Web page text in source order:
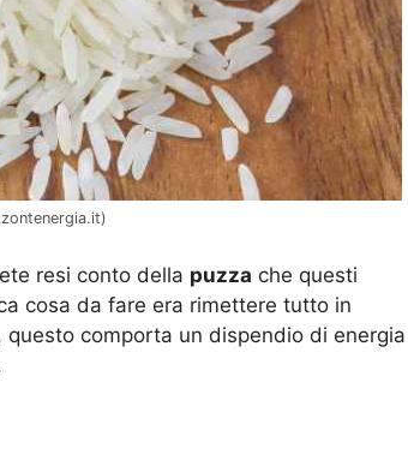
resi conto della puzza che questi
cosa da fare era rimettere tutto in
questo comporta un dispendio di energia